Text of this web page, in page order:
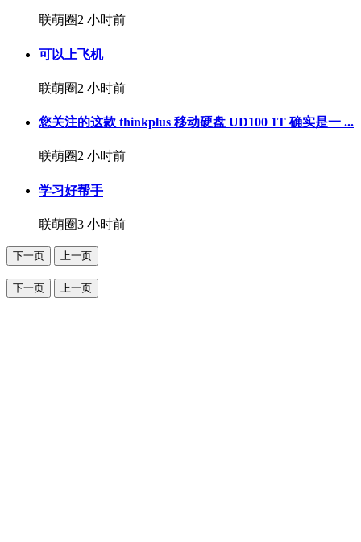
联萌圈2 小时前
可以上飞机
联萌圈2 小时前
您关注的这款 thinkplus 移动硬盘 UD100 1T 确实是一 ...
联萌圈2 小时前
学习好帮手
联萌圈3 小时前
下一页 上一页
下一页 上一页